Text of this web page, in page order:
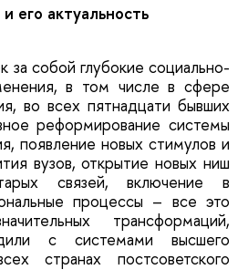
его актуальность
собой глубокие социально-
в том числе в сфере
во всех пятнадцати бывших
реформирование системы
появление новых стимулов и
вузов, открытие новых ниш
связей, включение в
процессы – все это
трансформаций,
с системами высшего
странах постсоветского